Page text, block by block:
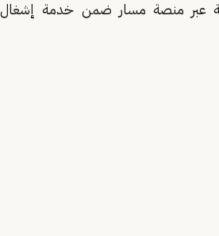
عبر منصة مسار ضمن خدمة إشغال